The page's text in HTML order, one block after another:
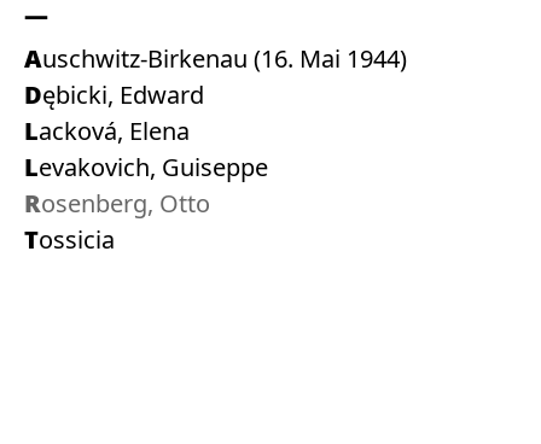
Auschwitz-Birkenau (16. Mai 1944)
Dębicki, Edward
Lacková, Elena
Levakovich, Guiseppe
Rosenberg, Otto
Tossicia